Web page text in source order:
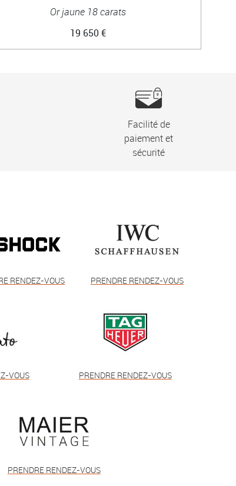
Or jaune 18 carats
19 650 €
Facilité de
paiement et
sécurité
RENDEZ-VOUS PRENDRE RENDEZ-VOUS
VOUS PRENDRE RENDEZ-VOUS
PRENDRE RENDEZ-VOUS